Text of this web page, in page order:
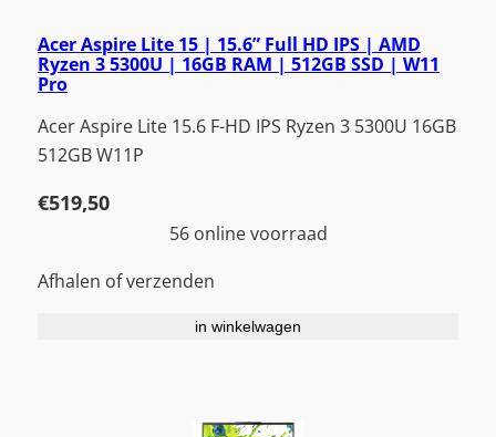
Acer Aspire Lite 15 | 15.6” Full HD IPS | AMD
Ryzen 3 5300U | 16GB RAM | 512GB SSD | W11
Pro
Acer Aspire Lite 15.6 F-HD IPS Ryzen 3 5300U 16GB
512GB W11P
€519,50
56 online voorraad
Afhalen of verzenden
in winkelwagen